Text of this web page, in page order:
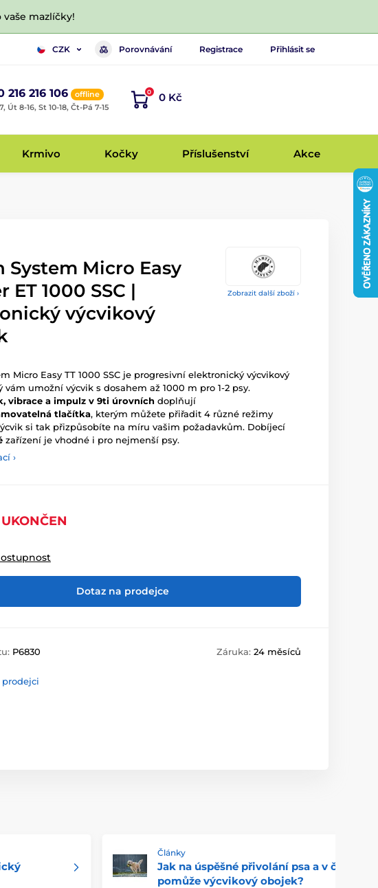
mazlíčky!
CZK Porovnávání Registrace Přihlásit se
216 216 106
offline
Út 8-16, St 10-18, Čt-Pá 7-15
0 0 Kč
Krmivo Kočky Příslušenství Akce
Zobrazit další zboží ›
System Micro Easy
ET 1000 SSC |
výcvikový
Micro Easy TT 1000 SSC je progresivní elektronický výcvikový
vám umožní výcvik s dosahem až 1000 m pro 1-2 psy.
vibrace a impulz v 9ti úrovních doplňují
tlačítka, kterým můžete přiřadit 4 různé režimy
si tak přizpůsobíte na míru vašim požadavkům. Dobíjecí
zařízení je vhodné i pro nejmenší psy.
›
Dotaz na prodejce
P6830 Záruka: 24 měsíců
Články
Jak na úspěšné přivolání psa a v čem
pomůže výcvikový obojek?